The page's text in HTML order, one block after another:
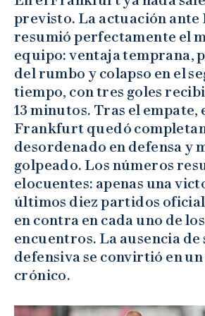
previsto. La actuación
resumió perfectamente el
equipo: ventaja temprana,
del rumbo y colapso en el
tiempo, con tres goles
13 minutos. Tras el empate,
Frankfurt quedó
desordenado en defensa y
golpeado. Los números
elocuentes: apenas una
últimos diez partidos
en contra en cada uno de
encuentros. La ausencia de
defensiva se convirtió en
crónico.